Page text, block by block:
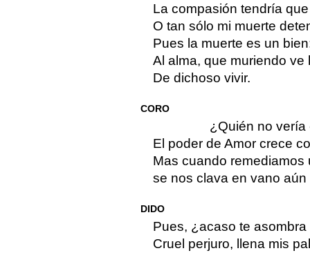
La compasión tendría
O tan sólo mi muerte
Pues la muerte es un
Al alma, que muriendo ve
De dichoso vivir.
CORO
¿Quién no vería
El poder de Amor crece
Mas cuando remediamos
se nos clava en vano
DIDO
Pues, ¿acaso te asombra
Cruel perjuro, llena mis